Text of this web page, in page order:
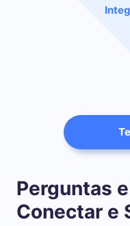
Perguntas
Conectar e